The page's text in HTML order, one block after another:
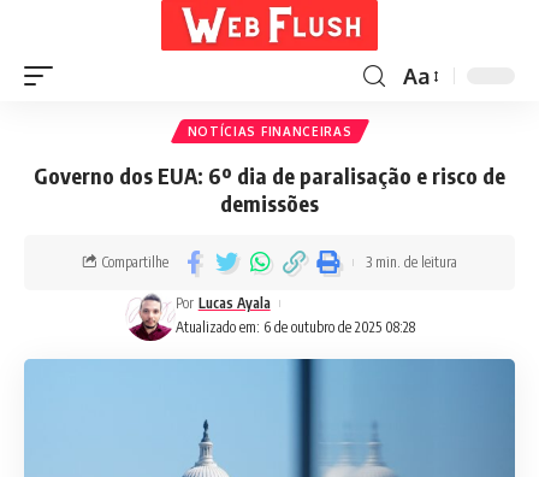
Aa
NOTÍCIAS FINANCEIRAS
Governo dos EUA: 6º dia de paralisação e risco de
demissões
Atualizado em: 6 de outubro de 2025 08:28
Por Lucas Ayala
Compartilhe 3 min. de leitura